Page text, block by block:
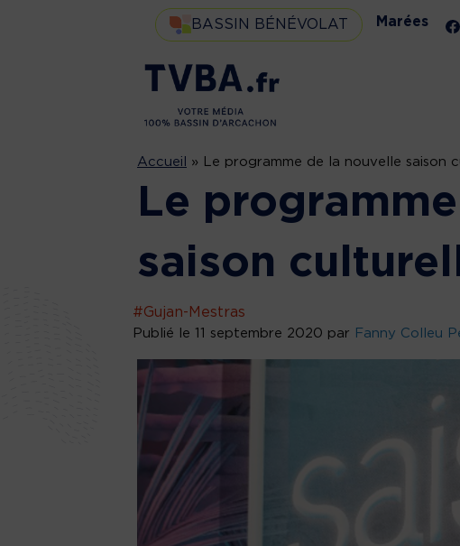
BASSIN BÉNÉVOLAT Marées
Accueil » Le programme de la nouvelle saison
Le
saison
#Gujan-Mestras
Publié le 11 septembre 2020 par Fanny Colleu